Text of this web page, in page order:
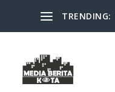
TRENDING: